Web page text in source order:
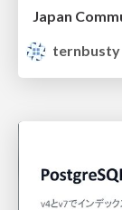
ternbusty